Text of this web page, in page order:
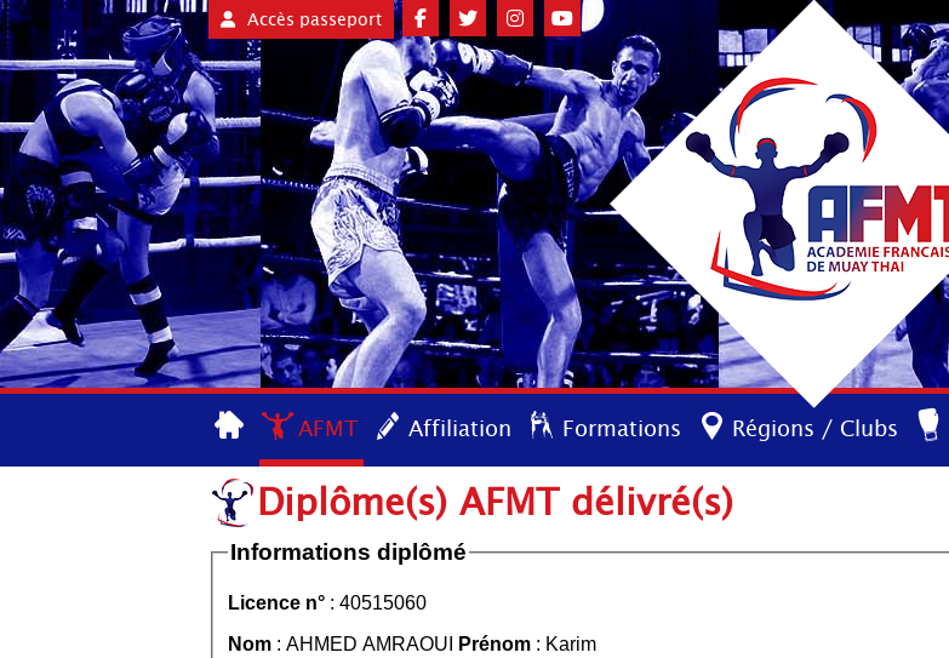
Accès passeport
AFMT Affiliation Formations Régions / Clubs
Diplôme(s) AFMT délivré(s)
Informations diplômé
Licence n° : 40515060
Nom : AHMED AMRAOUI Prénom : Karim